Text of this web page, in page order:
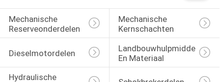
Mechanische
Reserveonderdelen
Mechanische
Kernschachten
Dieselmotordelen
Landbouwhulpmiddelen
En Materiaal
Hydraulische